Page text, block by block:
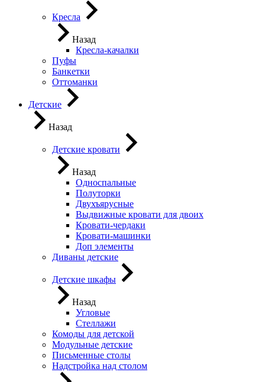
Кресла
Назад
Кресла-качалки
Пуфы
Банкетки
Оттоманки
Детские
Назад
Детские кровати
Назад
Односпальные
Полуторки
Двухъярусные
Выдвижные кровати для двоих
Кровати-чердаки
Кровати-машинки
Доп элементы
Диваны детские
Детские шкафы
Назад
Угловые
Стеллажи
Комоды для детской
Модульные детские
Письменные столы
Надстройка над столом